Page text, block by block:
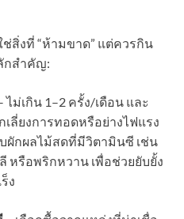
สิ่งที่ “ห้ามขาด” แต่ควรกิน
กสำคัญ:
ไม่เกิน 1–2 ครั้ง/เดือน และ
เลี่ยงการทอดหรือย่างไฟแรง
ผักผลไม้สดที่มีวิตามินซี เช่น
หรือพริกหวาน เพื่อช่วยยับยั้ง
ง